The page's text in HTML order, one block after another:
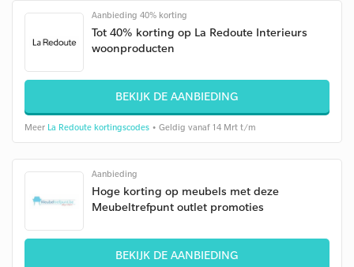
Aanbieding 40% korting
Tot 40% korting op La Redoute Interieurs
woonproducten
BEKIJK DE AANBIEDING
Meer La Redoute kortingscodes • Geldig vanaf 14 Mrt t/m
Aanbieding
Hoge korting op meubels met deze
Meubeltrefpunt outlet promoties
BEKIJK DE AANBIEDING